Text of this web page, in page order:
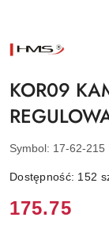
NAZWA
PRODUCENTA:
KOR09
Symbol: 17-62-215
Dostępność: 152
Cena:
175.75